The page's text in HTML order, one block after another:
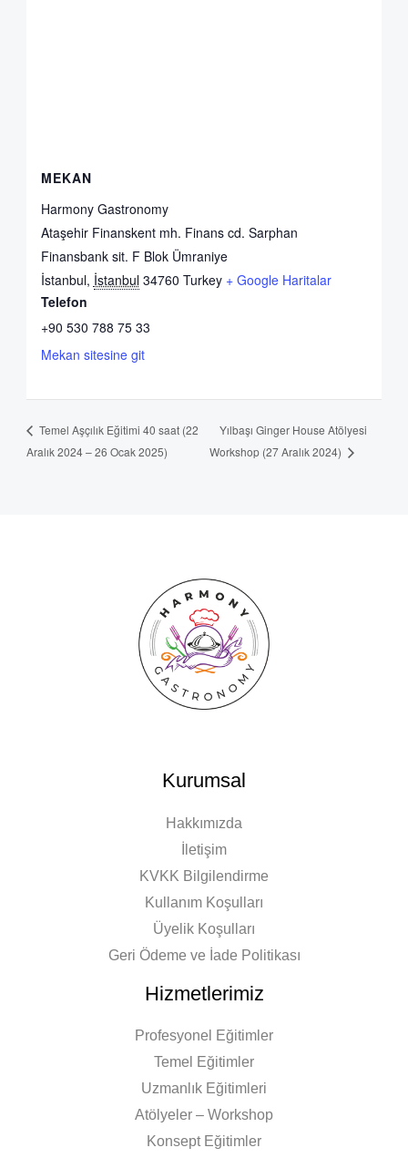
MEKAN
Harmony Gastronomy
Ataşehir Finanskent mh. Finans cd. Sarphan
Finansbank sit. F Blok Ümraniye
İstanbul, İstanbul 34760 Turkey + Google Haritalar
Telefon
+90 530 788 75 33
Mekan sitesine git
Temel Aşçılık Eğitimi 40 saat (22
Aralık 2024 – 26 Ocak 2025)
Yılbaşı Ginger House Atölyesi
Workshop (27 Aralık 2024)
Kurumsal
Hakkımızda
İletişim
KVKK Bilgilendirme
Kullanım Koşulları
Üyelik Koşulları
Geri Ödeme ve İade Politikası
Hizmetlerimiz
Profesyonel Eğitimler
Temel Eğitimler
Uzmanlık Eğitimleri
Atölyeler – Workshop
Konsept Eğitimler